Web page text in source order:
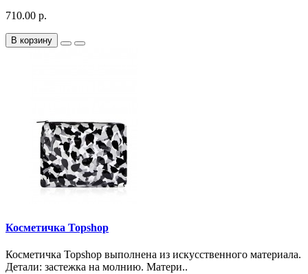
710.00 р.
В корзину
Косметичка Topshop
Косметичка Topshop выполнена из искусственного материала.
Детали: застежка на молнию. Матери..